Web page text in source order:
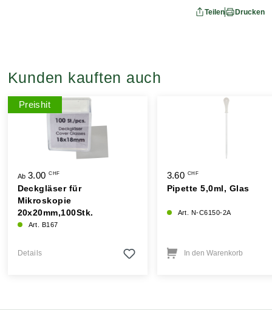
Teilen Drucken
Kunden kauften auch
Preishit
Ab 3.00CHF
Deckgläser für
Mikroskopie
20x20mm,100Stk.
Art. B167
Details
3.60 CHF
Pipette 5,0ml, Glas
Art. N-C6150-2A
In den Warenkorb